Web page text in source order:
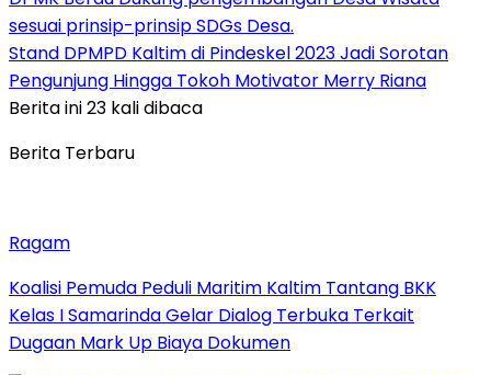
sesuai prinsip-prinsip SDGs Desa.
Stand DPMPD Kaltim di Pindeskel 2023 Jadi Sorotan
Pengunjung Hingga Tokoh Motivator Merry Riana
Berita ini 23 kali dibaca
Berita Terbaru
Ragam
Koalisi Pemuda Peduli Maritim Kaltim Tantang BKK
Kelas I Samarinda Gelar Dialog Terbuka Terkait
Dugaan Mark Up Biaya Dokumen